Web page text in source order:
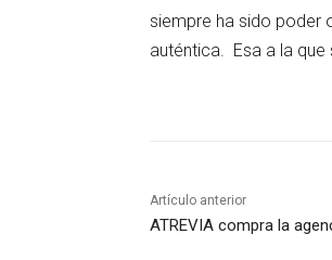
siempre ha sido poder
auténtica. Esa a la que
Artículo anterior
ATREVIA compra la